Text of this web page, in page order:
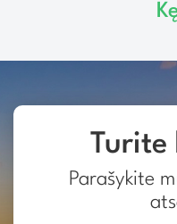
Turite
Parašykite